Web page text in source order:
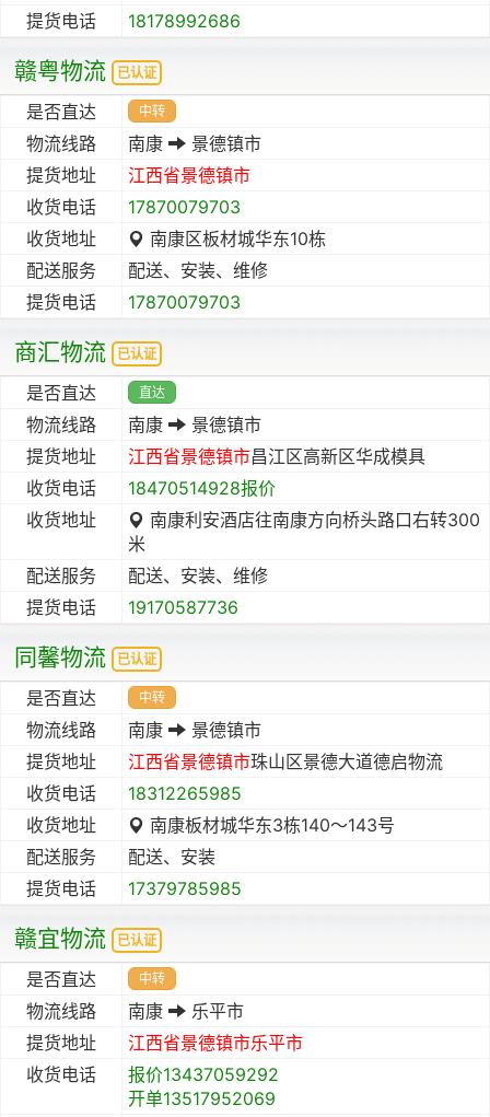
提货电话
18178992686
赣粤物流 已认证
是否直达 中转
物流线路 南康
景德镇市
提货地址
江西省景德镇市
收货电话
17870079703
收货地址
南康区板材城华东10栋
配送服务
配送、安装、维修
提货电话
17870079703
商汇物流 已认证
是否直达 直达
物流线路 南康
景德镇市
提货地址
江西省景德镇市昌江区高新区华成模具
收货电话
18470514928报价
收货地址
南康利安酒店往南康方向桥头路口右转300
米
配送服务
配送、安装、维修
提货电话
19170587736
同馨物流 已认证
是否直达 中转
物流线路 南康
景德镇市
提货地址
江西省景德镇市珠山区景德大道德启物流
收货电话
18312265985
收货地址
南康板材城华东3栋140～143号
配送服务
配送、安装
提货电话
17379785985
赣宜物流 已认证
是否直达 中转
物流线路 南康
乐平市
提货地址
江西省景德镇市乐平市
收货电话
报价13437059292
开单13517952069